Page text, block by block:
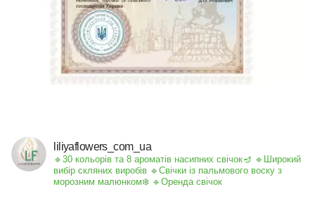
liliyaflowers_com_ua
🔹30 кольорів та 8 ароматів насипних свічок🪔 🔹Широкий
вибір скляних виробів 🔹Свічки із пальмового воску з
морозним малюнком❄️ 🔹Оренда свічок